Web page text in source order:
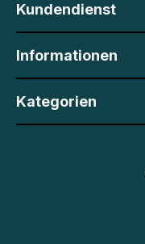
Kundendienst
Informationen
Kategorien